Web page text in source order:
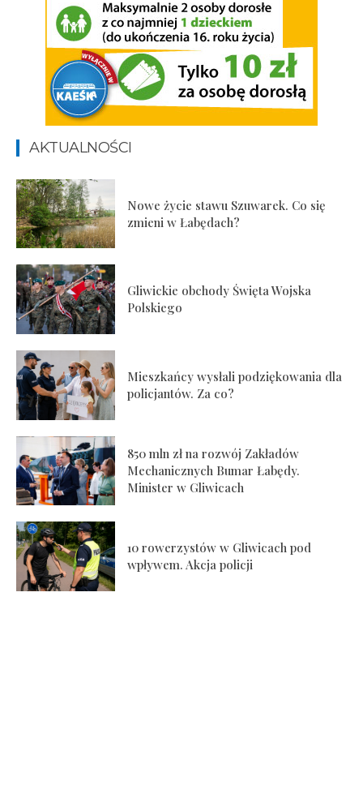
AKTUALNOŚCI
Nowe życie stawu Szuwarek. Co się
zmieni w Łabędach?
Gliwickie obchody Święta Wojska
Polskiego
Mieszkańcy wysłali podziękowania dla
policjantów. Za co?
850 mln zł na rozwój Zakładów
Mechanicznych Bumar Łabędy.
Minister w Gliwicach
10 rowerzystów w Gliwicach pod
wpływem. Akcja policji